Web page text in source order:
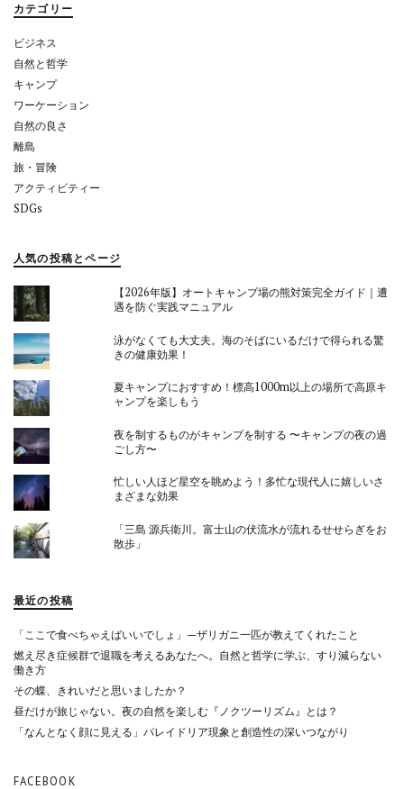
ン
カテゴリー
ビジネス
自然と哲学
キャンプ
ワーケーション
自然の良さ
離島
旅・冒険
アクティビティー
SDGs
人気の投稿とページ
【2026年版】オートキャンプ場の熊対策完全ガイド｜遭
遇を防ぐ実践マニュアル
泳がなくても大丈夫。海のそばにいるだけで得られる驚
きの健康効果！
夏キャンプにおすすめ！標高1000m以上の場所で高原キ
ャンプを楽しもう
夜を制するものがキャンプを制する 〜キャンプの夜の過
ごし方〜
忙しい人ほど星空を眺めよう！多忙な現代人に嬉しいさ
まざまな効果
「三島 源兵衛川。富士山の伏流水が流れるせせらぎをお
散歩」
最近の投稿
「ここで食べちゃえばいいでしょ」—ザリガニ一匹が教えてくれたこと
燃え尽き症候群で退職を考えるあなたへ。自然と哲学に学ぶ、すり減らない
働き方
その蝶、きれいだと思いましたか？
昼だけが旅じゃない。夜の自然を楽しむ『ノクツーリズム』とは？
「なんとなく顔に見える」パレイドリア現象と創造性の深いつながり
FACEBOOK